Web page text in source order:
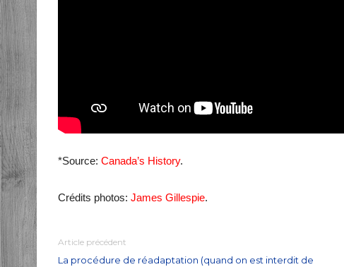
*Source: Canada’s History.
Crédits photos: James Gillespie.
Article précédent
La procédure de réadaptation (quand on est interdit de